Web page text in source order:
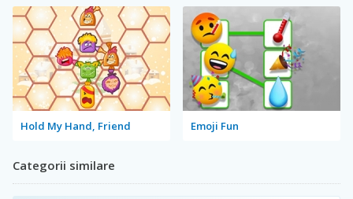
Hold My Hand, Friend Emoji Fun
Categorii similare